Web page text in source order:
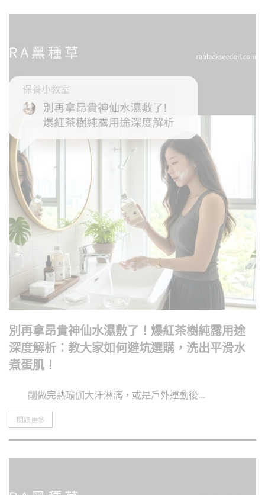
別再拿昂貴神仙水濕敷了！爆紅茶樹純露用途
深度解析：教大家如何避坑選購，洗出平滑水
煮蛋肌！
剛做完熱瑜伽大汗淋漓，或是戶外運動後...
閱讀更多